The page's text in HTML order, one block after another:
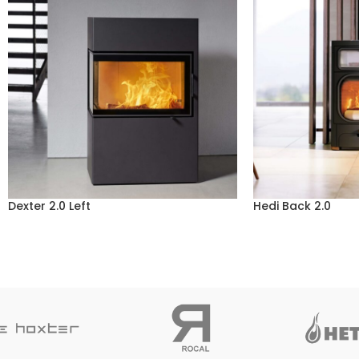
Dexter 2.0 Left Hedi Back 2.0